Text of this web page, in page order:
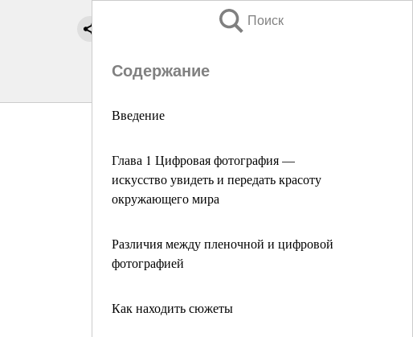
Поиск
Содержание
Введение
Глава 1 Цифровая фотография —
искусство увидеть и передать красоту
окружающего мира
Различия между пленочной и цифровой
фотографией
Как находить сюжеты